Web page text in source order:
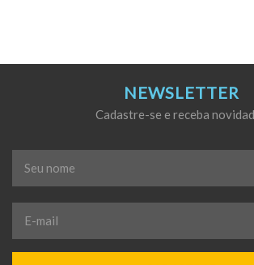
NEWSLETTER
Cadastre-se e receba
Seu
nome
E-
mail